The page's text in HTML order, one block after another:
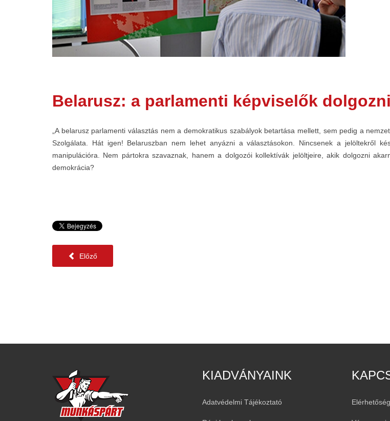
Belarusz: a parlamenti képviselők
„A belarusz parlamenti választás nem a demokratikus szabályok betartása mellett, sem pedig a
Szolgálata. Hát igen! Belaruszban nem lehet anyázni a választásokon. Nincsenek a jelöltekről
manipulációra. Nem pártokra szavaznak, hanem a dolgozói kollektívák jelöltjeire, akik dolgozni
demokrácia?
Előző
KIADVÁNYAINK
Adatvédelmi Tájékoztató